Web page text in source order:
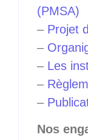
(PMSA)
– Projet
–
– Les
–
–
Nos